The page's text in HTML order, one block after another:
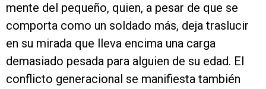
mente del pequeño, quien, a pesar de que se
comporta como un soldado más, deja traslucir
en su mirada que lleva encima una carga
demasiado pesada para alguien de su edad. El
conflicto generacional se manifiesta también